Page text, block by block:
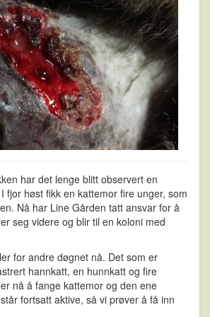
har det lenge blitt observert en
fjor høst fikk en kattemor fire unger, som
Nå har Line Gården tatt ansvar for å
seg videre og blir til en koloni med
for andre døgnet nå. Det som er
hannkatt, en hunnkatt og fire
nå å fange kattemor og den ene
fortsatt aktive, så vi prøver å få inn